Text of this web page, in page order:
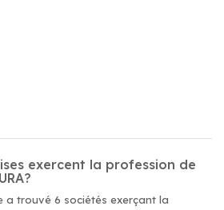
exercent la profession de
a trouvé 6 sociétés exerçant la